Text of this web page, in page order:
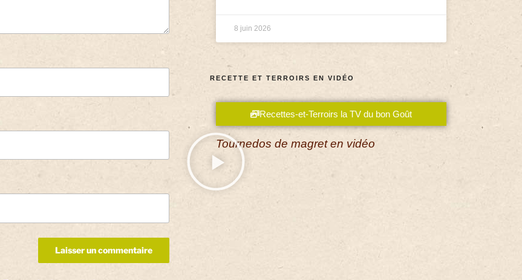
8 juin 2026
RECETTE ET TERROIRS EN VIDÉO
Recettes-et-Terroirs la TV du bon Goût
Tournedos de magret en vidéo